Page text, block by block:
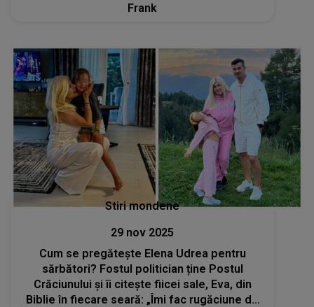
Frank
Stiri mondene
29 nov 2025
Cum se pregătește Elena Udrea pentru
sărbători? Fostul politician ține Postul
Crăciunului și îi citește fiicei sale, Eva, din
Biblie în fiecare seară: „Îmi fac rugăciune de